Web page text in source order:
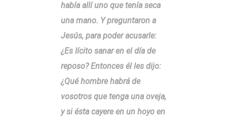
había allí uno que tenía seca
una mano. Y preguntaron a
Jesús, para poder acusarle:
¿Es lícito sanar en el día de
reposo? Entonces él les dijo:
¿Qué hombre habrá de
vosotros que tenga una oveja,
y si ésta cayere en un hoyo en